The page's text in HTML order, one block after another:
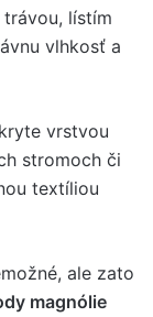
lístím
vlhkosť a
vrstvou
stromoch či
textíliou
ale zato
magnólie